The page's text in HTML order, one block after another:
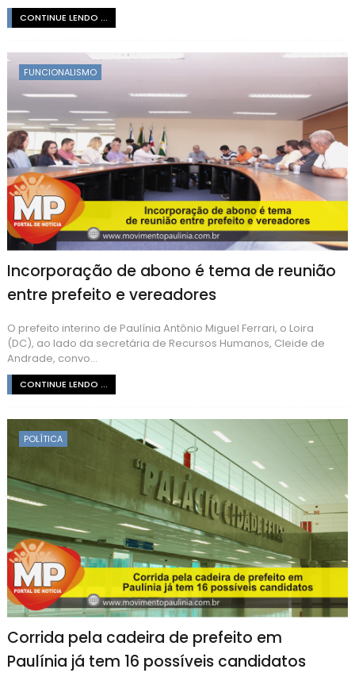
CONTINUE LENDO ...
FUNCIONALISMO
Incorporação de abono é tema de reunião
entre prefeito e vereadores
O prefeito interino de Paulínia Antônio Miguel Ferrari, o Loira
(DC), ao lado da secretária de Recursos Humanos, Cleide de
Andrade, convo...
CONTINUE LENDO ...
POLÍTICA
Corrida pela cadeira de prefeito em
Paulínia já tem 16 possíveis candidatos